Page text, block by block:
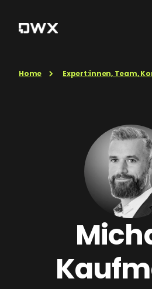
Home Expert:innen, Team,